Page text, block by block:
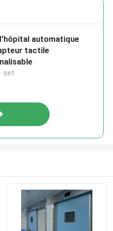
automatique
tactile
set